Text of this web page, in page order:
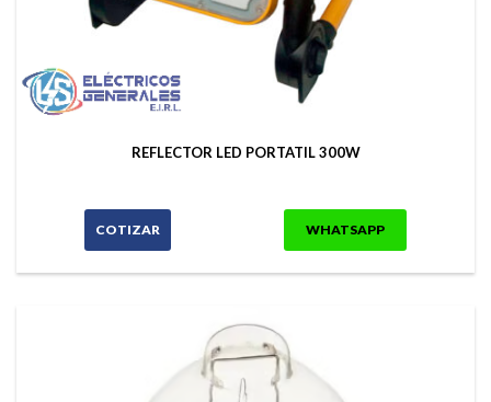
REFLECTOR LED PORTATIL 300W
COTIZAR WHATSAPP